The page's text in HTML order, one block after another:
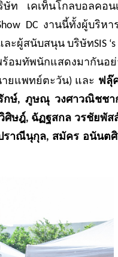
ษัท เคเท็นโกลบอลคอ
DC งานนี้ทั้งผู้บริหา
ผู้สนับสนุน บริษัทSIS ‘s
พร้อมทัพนักแสดงมากัน
ยแพทย์ตะวัน) และ ฟลุ๊
กษ์, ภูษณุ วงศาวณิชชา
ศิษฎ์, ฉัฏฐสกล วรชัยพัส
ราณีนุกุล, สมัคร อนันต